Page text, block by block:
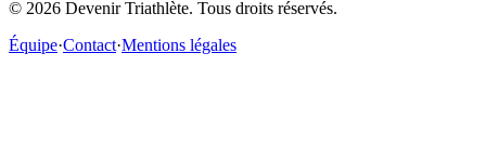
© 2026 Devenir Triathlète. Tous droits réservés.
Équipe·Contact·Mentions légales